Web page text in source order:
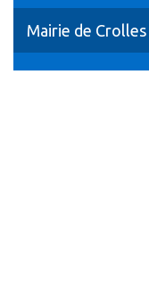
Mairie de Crolles